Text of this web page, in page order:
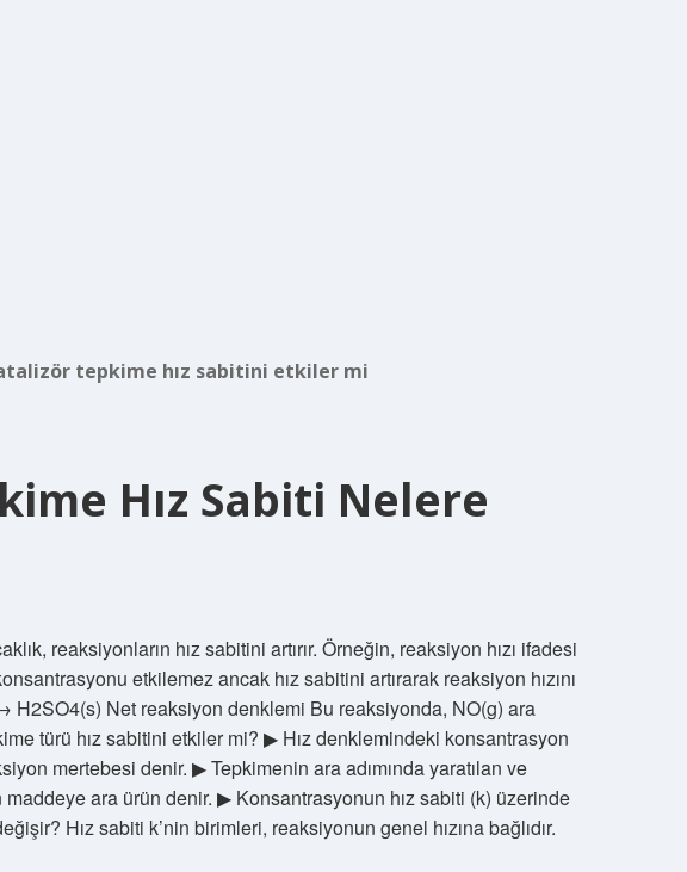
tepkime hız sabitini etkiler mi
Hız Sabiti Nelere
reaksiyonların hız sabitini artırır. Örneğin, reaksiyon hızı ifadesi
etkilemez ancak hız sabitini artırarak reaksiyon hızını
H2SO4(s) Net reaksiyon denklemi Bu reaksiyonda, NO(g) ara
türü hız sabitini etkiler mi? ▶ Hız denklemindeki konsantrasyon
mertebesi denir. ▶ Tepkimenin ara adımında yaratılan ve
ara ürün denir. ▶ Konsantrasyonun hız sabiti (k) üzerinde
Hız sabiti k’nin birimleri, reaksiyonun genel hızına bağlıdır.